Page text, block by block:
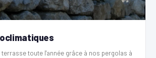
toute l'année grâce à nos pergolas à